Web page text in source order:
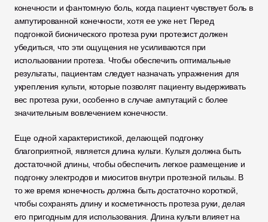
конечности и фантомную боль, когда пациент чувствует боль в
ампутированной конечности, хотя ее уже нет. Перед
подгонкой бионического протеза руки протезист должен
убедиться, что эти ощущения не усиливаются при
использовании протеза. Чтобы обеспечить оптимальные
результаты, пациентам следует назначать упражнения для
укрепления культи, которые позволят пациенту выдерживать
вес протеза руки, особенно в случае ампутаций с более
значительным вовлечением конечности.
Еще одной характеристикой, делающей подгонку
благоприятной, является длина культи. Культя должна быть
достаточной длины, чтобы обеспечить легкое размещение и
подгонку электродов и миоситов внутри протезной гильзы. В
то же время конечность должна быть достаточно короткой,
чтобы сохранять длину и косметичность протеза руки, делая
его пригодным для использования. Длина культи влияет на